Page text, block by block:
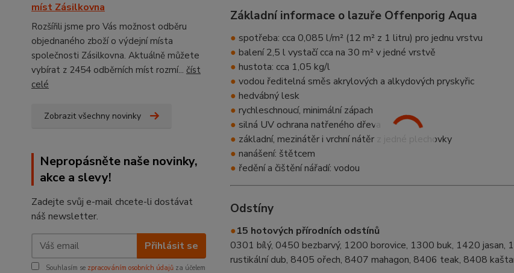
míst Zásilkovna
Rozšířili jsme pro Vás možnost odběru
objednaného zboží o výdejní místa
společnosti Zásilkovna. Aktuálně můžete
vybírat z 2454 odběrních míst rozmí... číst
celé
Zobrazit všechny novinky
Nepropásněte naše novinky,
akce a slevy!
Zadejte svůj e-mail chcete-li dostávat
náš newsletter.
Přihlásit se
Souhlasím se zpracováním osobních údajů za účelem
Základní informace o lazuře Offenporig Aqua
● spotřeba: cca 0,085 l/m² (12 m² z 1 litru) pro jednu vrstvu
● balení 2,5 l vystačí cca na 30 m² v jedné vrstvě
● hustota: cca 1,05 kg/l
● vodou ředitelná směs akrylových a alkydových pryskyřic
● hedvábný lesk
● rychleschnoucí, minimální zápach
● silná UV ochrana natřeného dřeva
● základní, mezinátěr i vrchní nátěr z jedné plechovky
● nanášení: štětcem
● ředění a čištění nářadí: vodou
Odstíny
●15 hotových přírodních odstínů
0301 bílý, 0450 bezbarvý, 1200 borovice, 1300 buk, 1420
rustikální dub, 8405 ořech, 8407 mahagon, 8406 teak, 8408